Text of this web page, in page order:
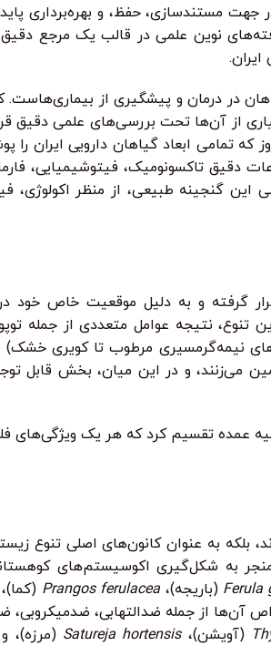
مستندسازی، حفظ، و بهره‌برداری
نوین علمی در قالب یک مرجع دقیق و
در درمان و پیشگیری از
از آن‌ها تحت بررسی‌های علمی دقیق
که تمامی ابعاد گیاهان دارویی ایران
تاکسونومیک، فیتوشیمیایی،
گنجینه طبیعی، از منظر اکولوژی،
پالئارکتیک قرار گرفته و به دلیل موقعیت
تنوع، نتیجه عوامل متعددی از جمله
و گوناگونی اقلیمی (از اقلیم‌های نیمه‌گرمسیری
عمده تقسیم کرد که هر یک ویژگی‌های
بلکه به عنوان کانون‌های اصلی تنوع
منجر به شکل‌گیری اکوسیستم‌های
Ferula (باریجه)، Prangos ferulacea
آن‌ها از جمله ضدالتهابی،
(آویشن)،Satureja hortensis (مرزه)،